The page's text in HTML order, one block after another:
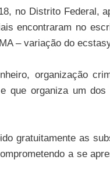
no Distrito Federal,
encontraram no
– variação do
organização
que organiza um dos
gratuitamente as
a se